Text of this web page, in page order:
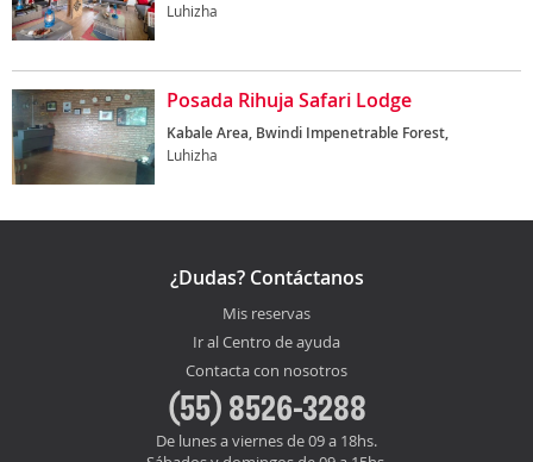
Luhizha
Posada Rihuja Safari Lodge
Kabale Area, Bwindi Impenetrable Forest,
Luhizha
¿Dudas? Contáctanos
Mis reservas
Ir al Centro de ayuda
Contacta con nosotros
(55) 8526-3288
De lunes a viernes de 09 a 18hs.